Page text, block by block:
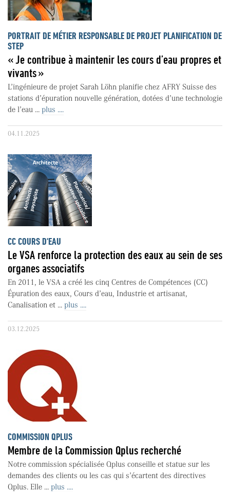
PORTRAIT DE MÉTIER RESPONSABLE DE PROJET PLANIFICATION DE
STEP
« Je contribue à maintenir les cours d’eau propres et
vivants »
L’ingénieure de projet Sarah Löhn planifie chez AFRY Suisse des
stations d’épuration nouvelle génération, dotées d’une technologie
de l’eau ... plus ....
04.11.2025
CC COURS D'EAU
Le VSA renforce la protection des eaux au sein de ses
organes associatifs
En 2011, le VSA a créé les cinq Centres de Compétences (CC)
Épuration des eaux, Cours d’eau, Industrie et artisanat,
Canalisation et ... plus ....
03.12.2025
COMMISSION QPLUS
Membre de la Commission Qplus recherché
Notre commission spécialisée Qplus conseille et statue sur les
demandes des clients ou les cas qui s’écartent des directives
Qplus. Elle ... plus ....